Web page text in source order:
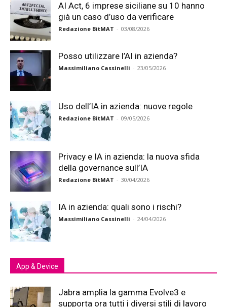
AI Act, 6 imprese siciliane su 10 hanno
già un caso d’uso da verificare
Redazione BitMAT - 03/08/2026
Posso utilizzare l’AI in azienda?
Massimiliano Cassinelli - 23/05/2026
Uso dell’IA in azienda: nuove regole
Redazione BitMAT - 09/05/2026
Privacy e IA in azienda: la nuova sfida
della governance sull’IA
Redazione BitMAT - 30/04/2026
IA in azienda: quali sono i rischi?
Massimiliano Cassinelli - 24/04/2026
App & Device
Jabra amplia la gamma Evolve3 e
supporta ora tutti i diversi stili di lavoro